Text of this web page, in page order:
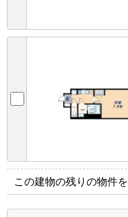
この建物の残りの物件